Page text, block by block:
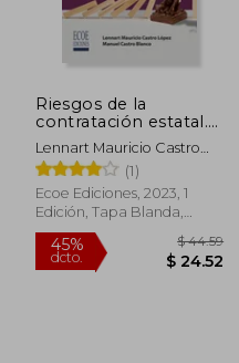
45%
Riesgos de la
contratación estatal.
Tipificación,
valoración y
asignación - 1ra
edición
Lennart Mauricio Castro
López, Manuel Castro
Blanco
(1)
Ecoe Ediciones, 2023, 1
Edición, Tapa Blanda,
Nuevo